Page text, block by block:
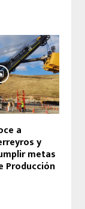
a
y
metas
Producción